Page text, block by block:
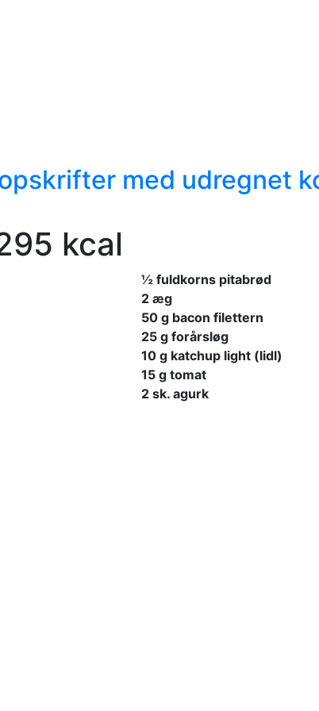
med udregnet
kcal
½ fuldkorns pitabrød
2 æg
50 g bacon filettern
25 g forårsløg
10 g katchup light (lidl)
15 g tomat
2 sk. agurk